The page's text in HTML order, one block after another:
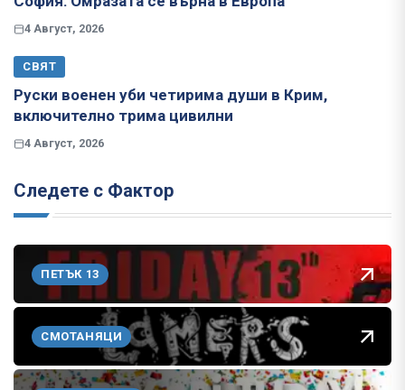
4 Август, 2026
СВЯТ
Руски военен уби четирима души в Крим,
включително трима цивилни
4 Август, 2026
Следете с Фактор
ПЕТЪК 13
СМОТАНЯЦИ